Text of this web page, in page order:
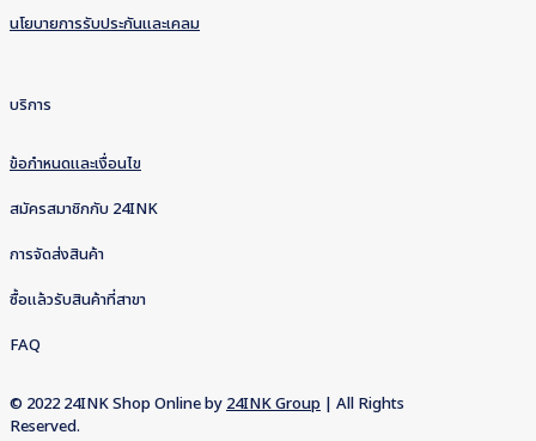
นโยบายการรับประกันและเคลม
บริการ
ข้อกำหนดและเงื่อนไข
สมัครสมาชิกกับ 24INK
การจัดส่งสินค้า
ซื้อแล้วรับสินค้าที่สาขา
FAQ
© 2022 24INK Shop Online by24INK Group | All Rights
Reserved.